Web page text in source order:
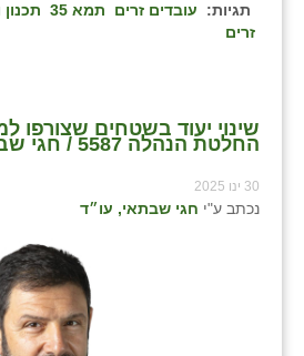
תגיות: עובדים זרים תמא 35 תכנון
זרים
שינוי יעוד בשטחים שצורפו
החלטת הנהלה 5587 / חגי שבתאי, עו״ד
30 ינו 2025
נכתב ע"י חגי שבתאי, עו״ד